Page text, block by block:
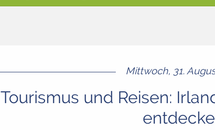
Mittwoch, 31.
Tourismus und Reisen: